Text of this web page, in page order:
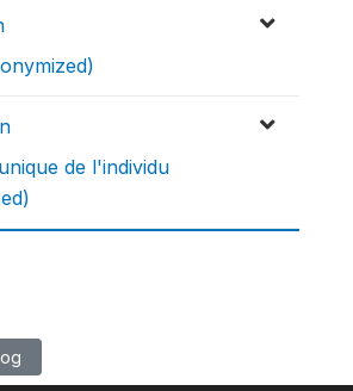
de l'individu